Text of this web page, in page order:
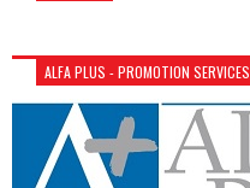
ALFA PLUS - PROMOTION SERVICES